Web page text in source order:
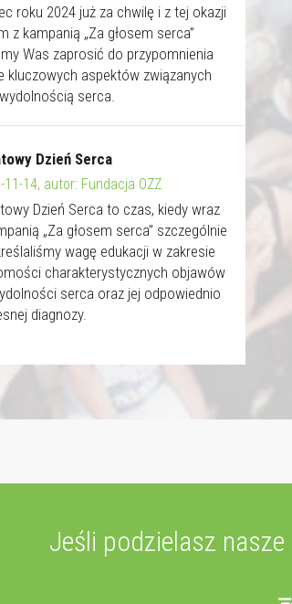
roku 2024 już za chwilę i z tej okazji
z kampanią „Za głosem serca”
Was zaprosić do przypomnienia
kluczowych aspektów związanych
serca.
Dzień Serca
11-14, autor: Fundacja OZZ
Dzień Serca to czas, kiedy wraz
„Za głosem serca” szczególnie
wagę edukacji w zakresie
charakterystycznych objawów
serca oraz jej odpowiednio
diagnozy.
Jeśli podzielasz